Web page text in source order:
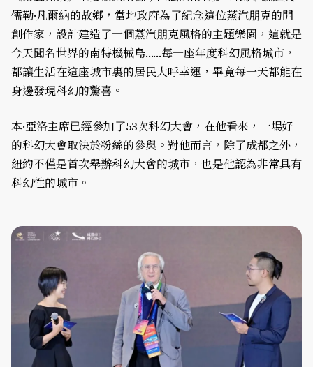
儒勒·凡爾納的故鄉，當地政府為了紀念這位蒸汽朋克的開
創作家，設計建造了一個蒸汽朋克風格的主題樂園，這就是
今天聞名世界的南特機械島……每一座年度科幻風格城市，
都讓生活在這座城市裏的居民大呼幸運，畢竟每一天都能在
身邊發現科幻的驚喜。
本·亞洛主席已經參加了53次科幻大會，在他看來，一場好
的科幻大會取決於粉絲的參與。對他而言，除了成都之外，
紐約不僅是首次舉辦科幻大會的城市，也是他認為非常具有
科幻性的城市。